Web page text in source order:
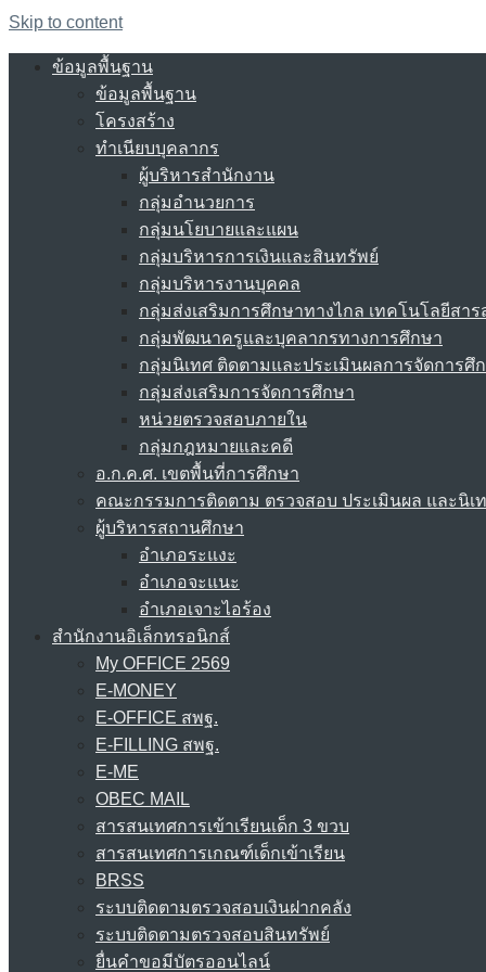
Skip to content
ข้อมูลพื้นฐาน
ข้อมูลพื้นฐาน
โครงสร้าง
ทำเนียบบุคลากร
ผู้บริหารสำนักงาน
กลุ่มอำนวยการ
กลุ่มนโยบายและแผน
กลุ่มบริหารการเงินและสินทรัพย์
กลุ่มบริหารงานบุคคล
กลุ่มส่งเสริมการศึกษาทางไกล เทคโนโลยีสา
กลุ่มพัฒนาครูและบุคลากรทางการศึกษา
กลุ่มนิเทศ ติดตามและประเมินผลการจัดการศึ
กลุ่มส่งเสริมการจัดการศึกษา
หน่วยตรวจสอบภายใน
กลุ่มกฎหมายและคดี
อ.ก.ค.ศ. เขตพื้นที่การศึกษา
คณะกรรมการติดตาม ตรวจสอบ ประเมินผล และนิเ
ผู้บริหารสถานศึกษา
อำเภอระแงะ
อำเภอจะแนะ
อำเภอเจาะไอร้อง
สำนักงานอิเล็กทรอนิกส์
My OFFICE 2569
E-MONEY
E-OFFICE สพฐ.
E-FILLING สพฐ.
E-ME
OBEC MAIL
สารสนเทศการเข้าเรียนเด็ก 3 ขวบ
สารสนเทศการเกณฑ์เด็กเข้าเรียน
BRSS
ระบบติดตามตรวจสอบเงินฝากคลัง
ระบบติดตามตรวจสอบสินทรัพย์
ยื่นคำขอมีบัตรออนไลน์